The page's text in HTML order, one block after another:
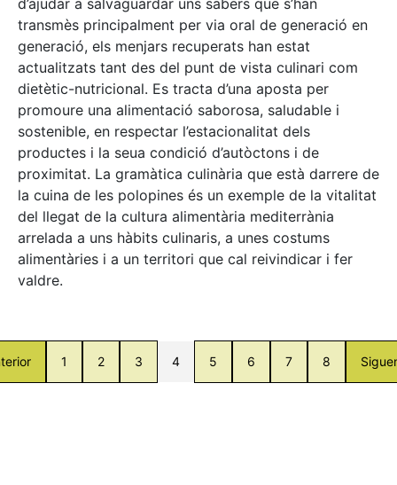
transmès principalment per via oral de generació en
generació, els menjars recuperats han estat
actualitzats tant des del punt de vista culinari com
dietètic-nutricional. Es tracta d’una aposta per
promoure una alimentació saborosa, saludable i
sostenible, en respectar l’estacionalitat dels
productes i la seua condició d’autòctons i de
proximitat. La gramàtica culinària que està darrere de
la cuina de les polopines és un exemple de la vitalitat
del llegat de la cultura alimentària mediterrània
arrelada a uns hàbits culinaris, a unes costums
alimentàries i a un territori que cal reivindicar i fer
valdre.
1 2 3 4 5 6 7 8